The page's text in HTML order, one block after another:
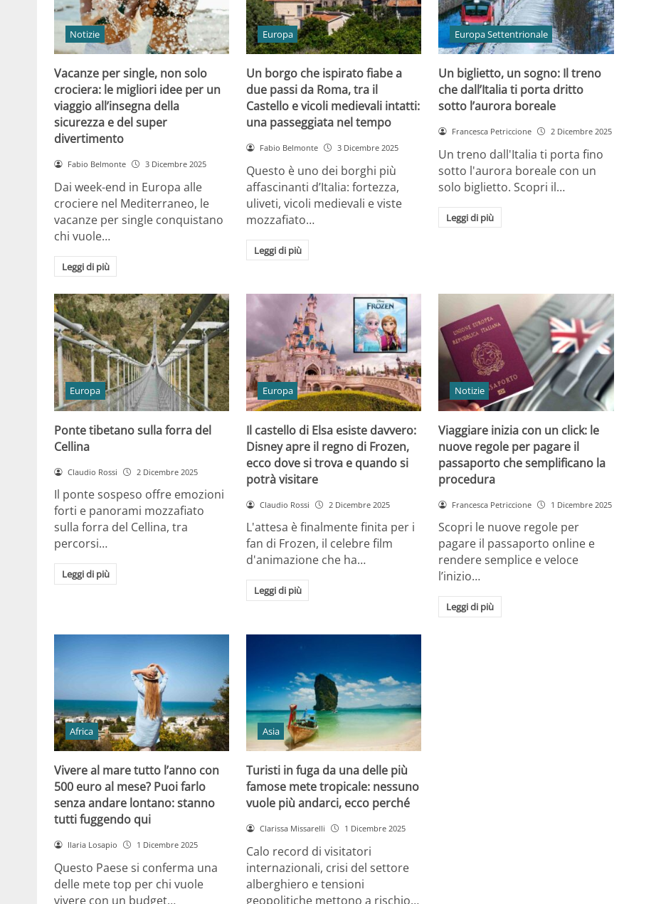
Notizie
Vacanze per single, non solo
crociera: le migliori idee per un
viaggio all’insegna della
sicurezza e del super
divertimento
Fabio Belmonte 3 Dicembre 2025
Dai week-end in Europa alle
crociere nel Mediterraneo, le
vacanze per single conquistano
chi vuole…
Leggi di più
Europa
Un borgo che ispirato fiabe a
due passi da Roma, tra il
Castello e vicoli medievali intatti:
una passeggiata nel tempo
Fabio Belmonte 3 Dicembre 2025
Questo è uno dei borghi più
affascinanti d’Italia: fortezza,
uliveti, vicoli medievali e viste
mozzafiato…
Leggi di più
Europa Settentrionale
Un biglietto, un sogno: Il treno
che dall’Italia ti porta dritto
sotto l’aurora boreale
Francesca Petriccione 2 Dicembre 2025
Un treno dall'Italia ti porta fino
sotto l'aurora boreale con un
solo biglietto. Scopri il…
Leggi di più
Europa
Ponte tibetano sulla forra del
Cellina
Claudio Rossi 2 Dicembre 2025
Il ponte sospeso offre emozioni
forti e panorami mozzafiato
sulla forra del Cellina, tra
percorsi…
Leggi di più
Europa
Il castello di Elsa esiste davvero:
Disney apre il regno di Frozen,
ecco dove si trova e quando si
potrà visitare
Claudio Rossi 2 Dicembre 2025
L'attesa è finalmente finita per i
fan di Frozen, il celebre film
d'animazione che ha…
Leggi di più
Notizie
Viaggiare inizia con un click: le
nuove regole per pagare il
passaporto che semplificano la
procedura
Francesca Petriccione 1 Dicembre 2025
Scopri le nuove regole per
pagare il passaporto online e
rendere semplice e veloce
l’inizio…
Leggi di più
Africa
Vivere al mare tutto l’anno con
500 euro al mese? Puoi farlo
senza andare lontano: stanno
tutti fuggendo qui
Ilaria Losapio 1 Dicembre 2025
Questo Paese si conferma una
delle mete top per chi vuole
vivere con un budget…
Asia
Turisti in fuga da una delle più
famose mete tropicale: nessuno
vuole più andarci, ecco perché
Clarissa Missarelli 1 Dicembre 2025
Calo record di visitatori
internazionali, crisi del settore
alberghiero e tensioni
geopolitiche mettono a rischio…